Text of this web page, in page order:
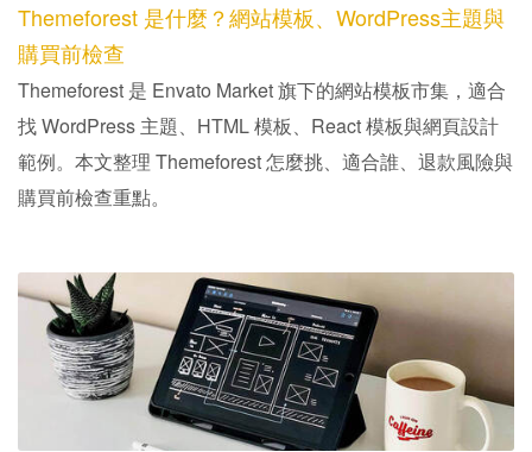
Themeforest 是什麼？網站模板、WordPress主題與
購買前檢查
Themeforest 是 Envato Market 旗下的網站模板市集，適合
找 WordPress 主題、HTML 模板、React 模板與網頁設計
範例。本文整理 Themeforest 怎麼挑、適合誰、退款風險與
購買前檢查重點。